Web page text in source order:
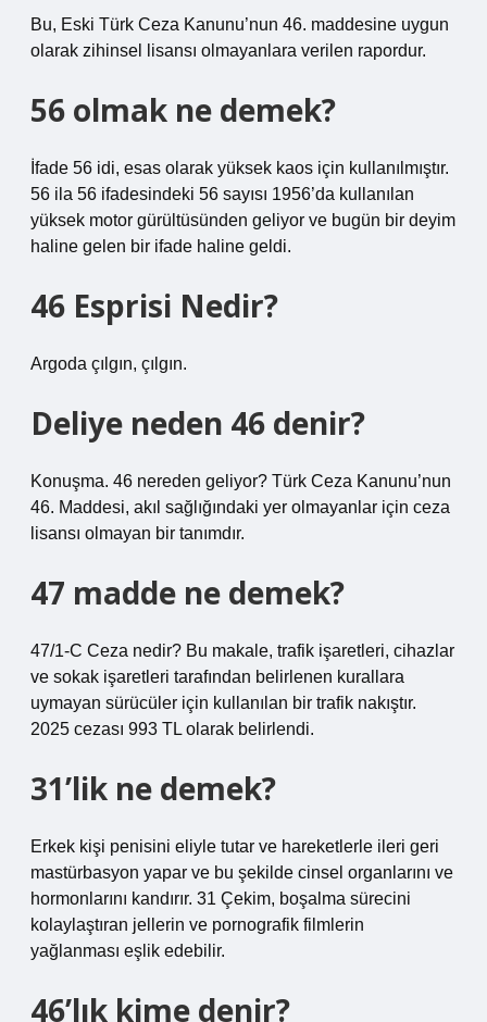
Bu, Eski Türk Ceza Kanunu’nun 46. maddesine uygun
olarak zihinsel lisansı olmayanlara verilen rapordur.
56 olmak ne demek?
İfade 56 idi, esas olarak yüksek kaos için kullanılmıştır.
56 ila 56 ifadesindeki 56 sayısı 1956’da kullanılan
yüksek motor gürültüsünden geliyor ve bugün bir deyim
haline gelen bir ifade haline geldi.
46 Esprisi Nedir?
Argoda çılgın, çılgın.
Deliye neden 46 denir?
Konuşma. 46 nereden geliyor? Türk Ceza Kanunu’nun
46. Maddesi, akıl sağlığındaki yer olmayanlar için ceza
lisansı olmayan bir tanımdır.
47 madde ne demek?
47/1-C Ceza nedir? Bu makale, trafik işaretleri, cihazlar
ve sokak işaretleri tarafından belirlenen kurallara
uymayan sürücüler için kullanılan bir trafik nakıştır.
2025 cezası 993 TL olarak belirlendi.
31’lik ne demek?
Erkek kişi penisini eliyle tutar ve hareketlerle ileri geri
mastürbasyon yapar ve bu şekilde cinsel organlarını ve
hormonlarını kandırır. 31 Çekim, boşalma sürecini
kolaylaştıran jellerin ve pornografik filmlerin
yağlanması eşlik edebilir.
46’lık kime denir?